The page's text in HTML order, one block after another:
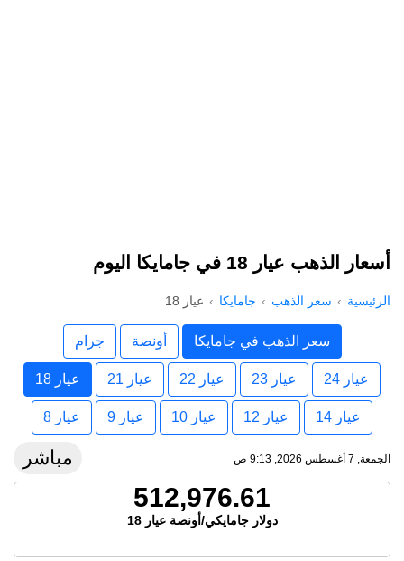
أسعار الذهب عيار 18 في جامايكا اليوم
الرئيسية سعر الذهب جامايكا عيار 18
سعر الذهب في جامايكا أونصة جرام
عيار 24 عيار 23 عيار 22 عيار 21 عيار 18
عيار 14 عيار 12 عيار 10 عيار 9 عيار 8
الجمعة, 7 أغسطس 2026, 9:13 ص مباشر
512,976.61
دولار جامايكي/أونصة عيار 18